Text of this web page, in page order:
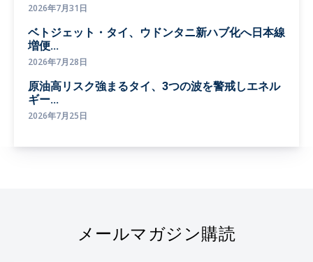
2026年7月31日
ベトジェット・タイ、ウドンタニ新ハブ化へ日本線
増便...
2026年7月28日
原油高リスク強まるタイ、3つの波を警戒しエネル
ギー...
2026年7月25日
メールマガジン購読